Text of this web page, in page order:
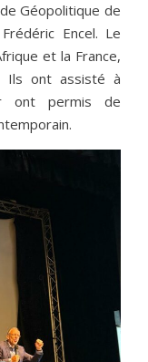
Géopolitique de
Encel. Le
et la France,
Ils ont assisté à
ont permis de